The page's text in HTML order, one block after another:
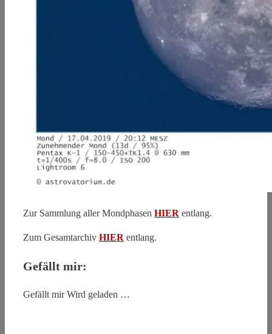
Zur Sammlung aller Mondphasen HIER entlang.
Zum Gesamtarchiv HIER entlang.
Gefällt mir:
Gefällt mir Wird geladen …